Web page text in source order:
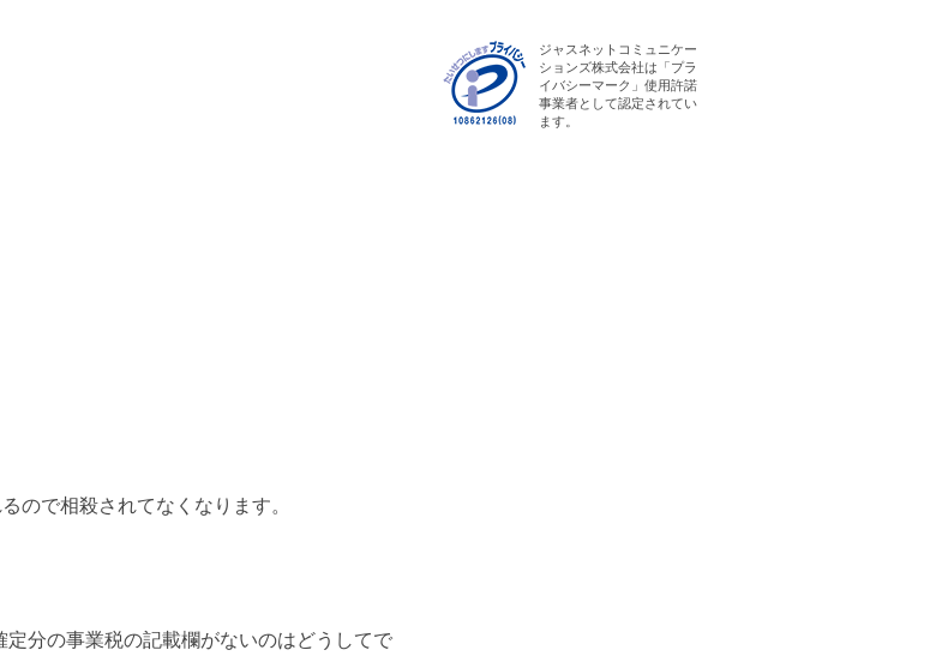
ので相殺されてなくなります。
定分の事業税の記載欄がないのはどうしてで
ジャスネットコミュニケー
ションズ株式会社は「プラ
イバシーマーク」使用許諾
事業者として認定されてい
ます。